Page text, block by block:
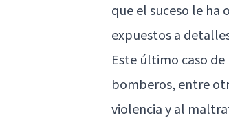
que el suceso le ha
expuestos a
Este último caso
bomberos, entre
violencia y al